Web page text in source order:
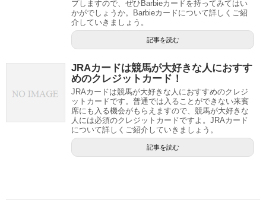
プしますので、ぜひBarbieカードを持ってみてはい
かがでしょうか。Barbieカードについて詳しくご紹
介していきましょう。
記事を読む
JRAカードは競馬が大好きな人におすす
めのクレジットカード！
JRAカードは競馬が大好きな人におすすめのクレジ
ットカードです。普通では入ることができない来賓
席にも入る機会がもらえますので、競馬が大好きな
人には必須のクレジットカードですよ。JRAカード
について詳しくご紹介していきましょう。
記事を読む